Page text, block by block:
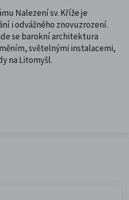
Nalezení sv. Kříže je
i odvážného znovuzrození.
se barokní architektura
světelnými instalacemi,
na Litomyšl.